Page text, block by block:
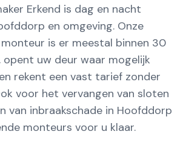
Erkend is dag en nacht
en omgeving. Onze
is er meestal binnen 30
uw deur waar mogelijk
rekent een vast tarief zonder
voor het vervangen van sloten
van inbraakschade in Hoofddorp
monteurs voor u klaar.